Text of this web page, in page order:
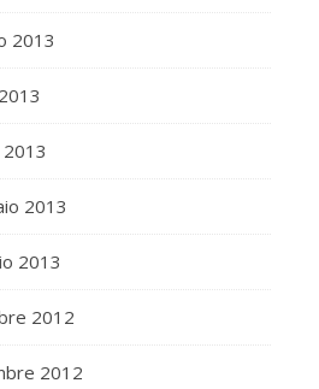
2013
2013
2013
2012
2012